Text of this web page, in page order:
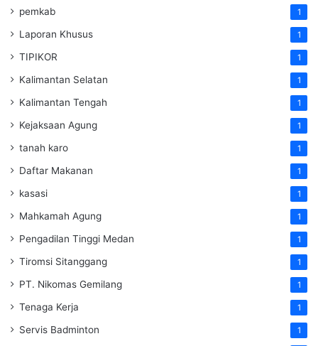
pemkab 1
Laporan Khusus 1
TIPIKOR 1
Kalimantan Selatan 1
Kalimantan Tengah 1
Kejaksaan Agung 1
tanah karo 1
Daftar Makanan 1
kasasi 1
Mahkamah Agung 1
Pengadilan Tinggi Medan 1
Tiromsi Sitanggang 1
PT. Nikomas Gemilang 1
Tenaga Kerja 1
Servis Badminton 1